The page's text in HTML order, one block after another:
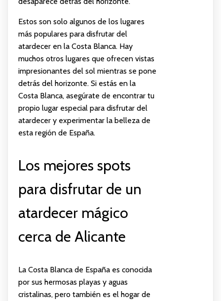
Estos son solo algunos de los lugares
más populares para disfrutar del
atardecer en la Costa Blanca. Hay
muchos otros lugares que ofrecen vistas
impresionantes del sol mientras se pone
detrás del horizonte. Si estás en la
Costa Blanca, asegúrate de encontrar tu
propio lugar especial para disfrutar del
atardecer y experimentar la belleza de
esta región de España.
Los mejores spots
para disfrutar de un
atardecer mágico
cerca de Alicante
La Costa Blanca de España es conocida
por sus hermosas playas y aguas
cristalinas, pero también es el hogar de